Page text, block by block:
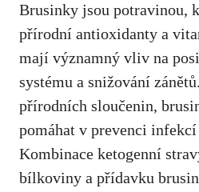
Brusinky jsou potravinou,
přírodní antioxidanty a
mají významný vliv na
systému a snižování
přírodních sloučenin,
pomáhat v prevenci
Kombinace ketogenní
bílkoviny a přídavku